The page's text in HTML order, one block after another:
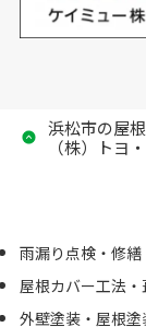
浜松市の屋
（株）トヨ
雨漏り点検・修繕
屋根カバー工法
外壁塗装・屋根塗